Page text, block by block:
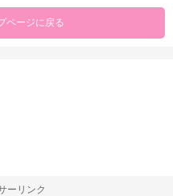
ページに戻る
ーリンク